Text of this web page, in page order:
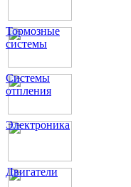
Тормозные
системы
Системы
отпления
Электроника
Двигатели